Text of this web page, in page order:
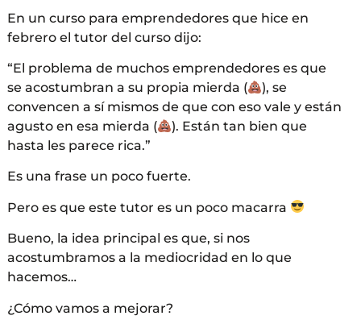
En un curso para emprendedores que hice en
febrero el tutor del curso dijo:
“El problema de muchos emprendedores es que
se acostumbran a su propia mierda (
), se
convencen a sí mismos de que con eso vale y están
agusto en esa mierda (
). Están tan bien que
hasta les parece rica.”
Es una frase un poco fuerte.
Pero es que este tutor es un poco macarra
Bueno, la idea principal es que, si nos
acostumbramos a la mediocridad en lo que
hacemos…
¿Cómo vamos a mejorar?